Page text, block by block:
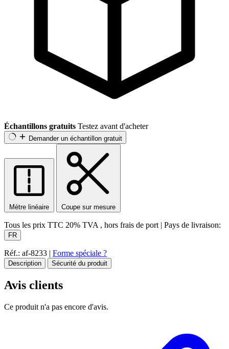
Échantillons gratuits Testez avant d'acheter
Demander un échantillon gratuit
Mètre linéaire Coupe sur mesure
Tous les prix TTC 20% TVA , hors frais de port | Pays de livraison:
FR
Réf.: af-8233 | Forme spéciale ?
Description Sécurité du produit
Avis clients
Ce produit n'a pas encore d'avis.